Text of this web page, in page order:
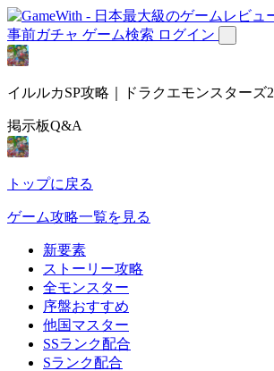
事前ガチャ ゲーム検索 ログイン
イルルカSP攻略｜ドラクエモンスターズ2
掲示板Q&A
トップに戻る
ゲーム攻略一覧を見る
新要素
ストーリー攻略
全モンスター
序盤おすすめ
他国マスター
SSランク配合
Sランク配合